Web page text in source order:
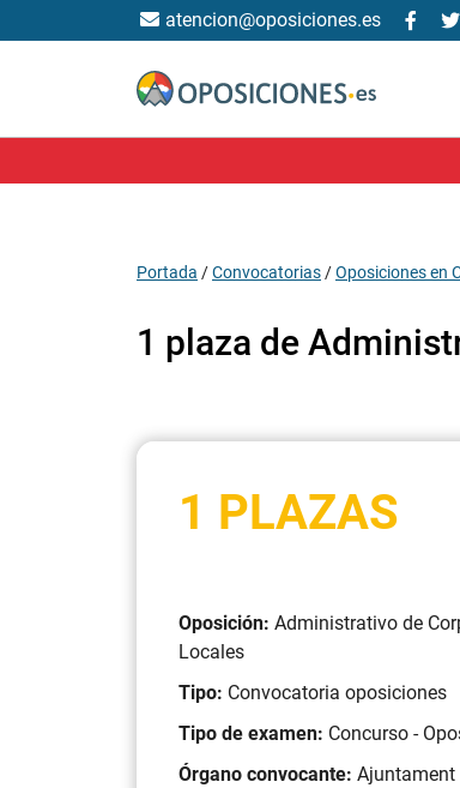
atencion@oposiciones.es
Portada /Convocatorias /Oposiciones en
1 plaza de
1 PLAZAS
Oposición: Administrativo de
Locales
Tipo: Convocatoria oposiciones
Tipo de examen: Concurso -
Órgano convocante: Ajuntament